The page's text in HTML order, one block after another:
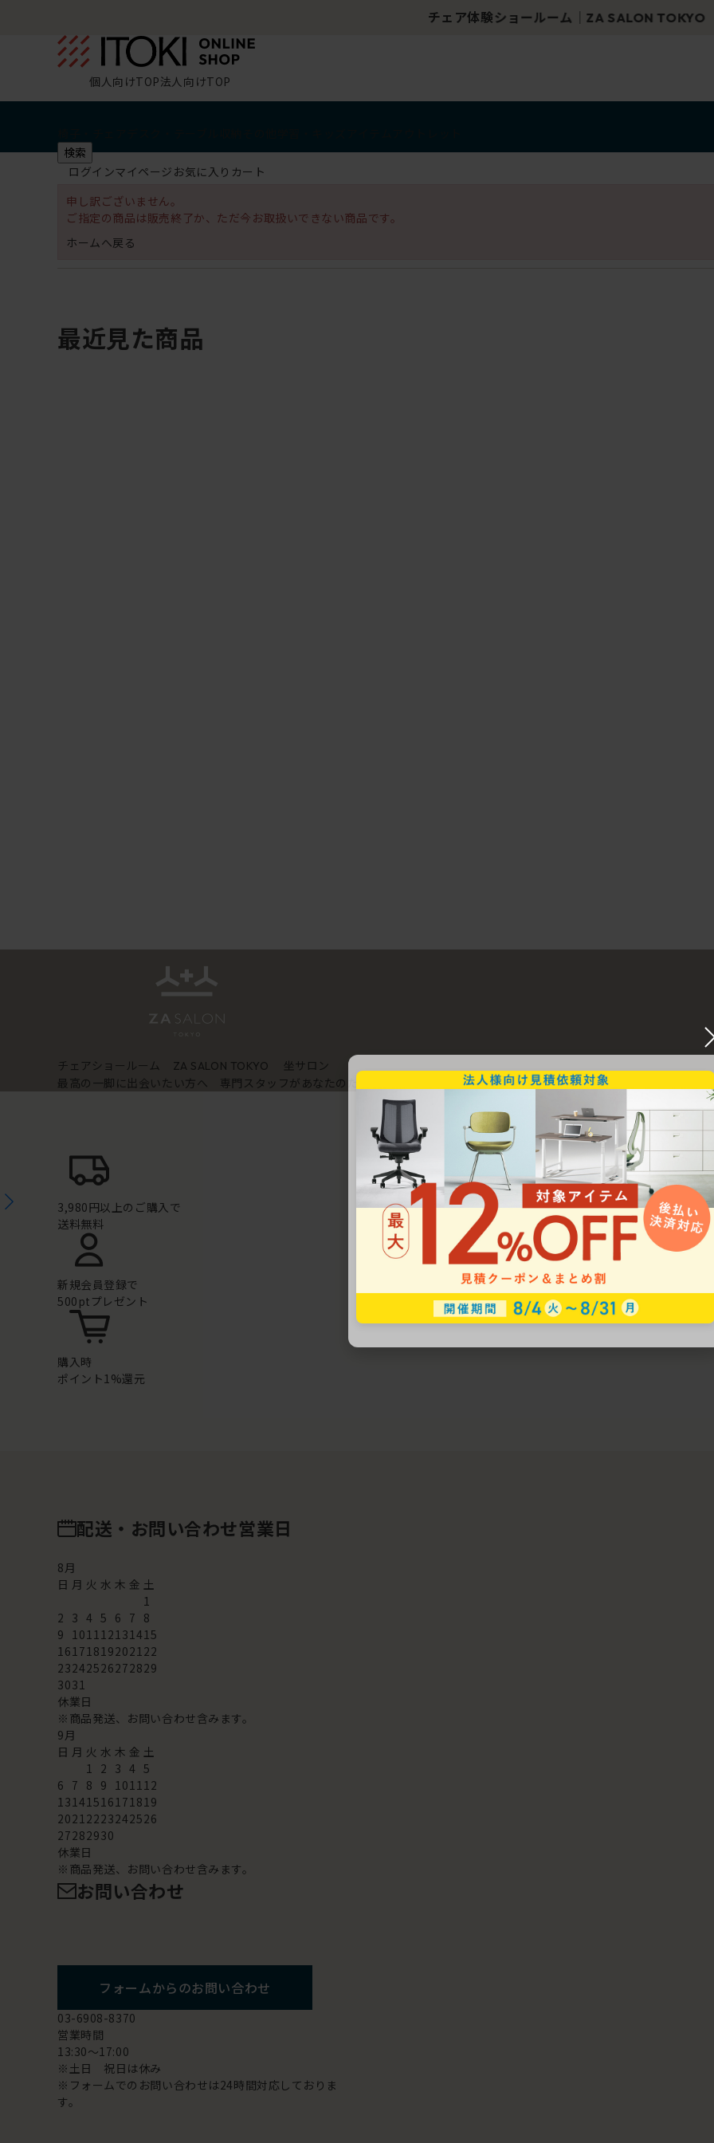
チェア体験ショールーム｜ZA SALON TOKYO
個人向けTOP法人向けTOP
検索
ログインマイページ お気に入り カート
申し訳ございません。
ご指定の商品は販売終了か、ただ今お取扱いできない商品です。
ホームへ戻る
最近見た商品
チェアショールーム ZA SALON TOKYO
坐サロン
最高の一脚に出会いたい方へ 専門スタッフがあなたのための椅子選びをサポートいたします。
3,980円以上のご購入で
送料無料
新規会員登録で
500ptプレゼント
購入時
ポイント1%還元
配送・お問い合わせ営業日
8月
日 月 火 水 木 金 土
1
2 3 4 5 6 7 8
9 101112131415
16171819202122
23242526272829
3031
休業日
※商品発送、お問い合わせ含みます。
9月
日 月 火 水 木 金 土
1 2 3 4 5
6 7 8 9 101112
13141516171819
20212223242526
27282930
休業日
※商品発送、お問い合わせ含みます。
お問い合わせ
フォームからのお問い合わせ
03-6908-8370
営業時間
13:30～17:00
※土日 祝日は休み
※フォームでのお問い合わせは24時間対応しておりま
す。